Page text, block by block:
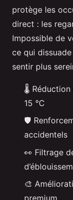
protège les
direct : les
Impossible de
ce qui
sentir plus
🌡️ Réduction
15 °C
🛡️
accidentels
👀 Filtrage
🎨